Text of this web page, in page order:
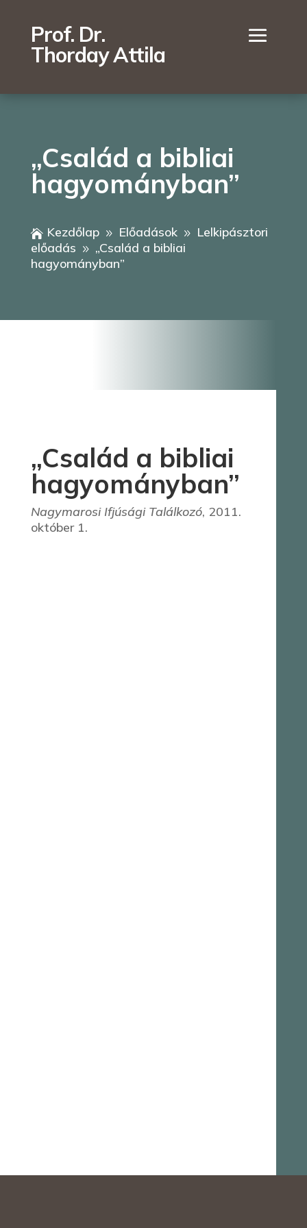
Prof. Dr.
Thorday Attila
„Család a bibliai
hagyományban”
 Kezdőlap 9 Előadások 9
Lelkipásztori
előadás
9 „Család a bibliai
hagyományban”
„Család a bibliai
hagyományban”
Nagymarosi Ifjúsági Találkozó, 2011.
október 1.